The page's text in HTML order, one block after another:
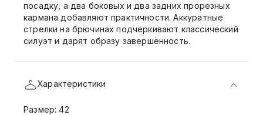
посадку, а два боковых и два задних прорезных
кармана добавляют практичности. Аккуратные
стрелки на брючинах подчёркивают классический
силуэт и дарят образу завершённость.
Характеристики
Размер: 42